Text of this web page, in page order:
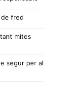
de fred
mites
segur per al